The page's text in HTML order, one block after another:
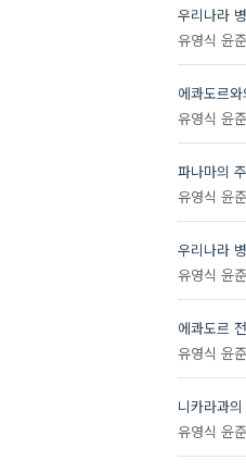
우리나라
유영식 윤
에콰도르
유영식 윤
파나마의
유영식 윤
우리나라
유영식 윤
에콰도르
유영식 윤
니카라과
유영식 윤